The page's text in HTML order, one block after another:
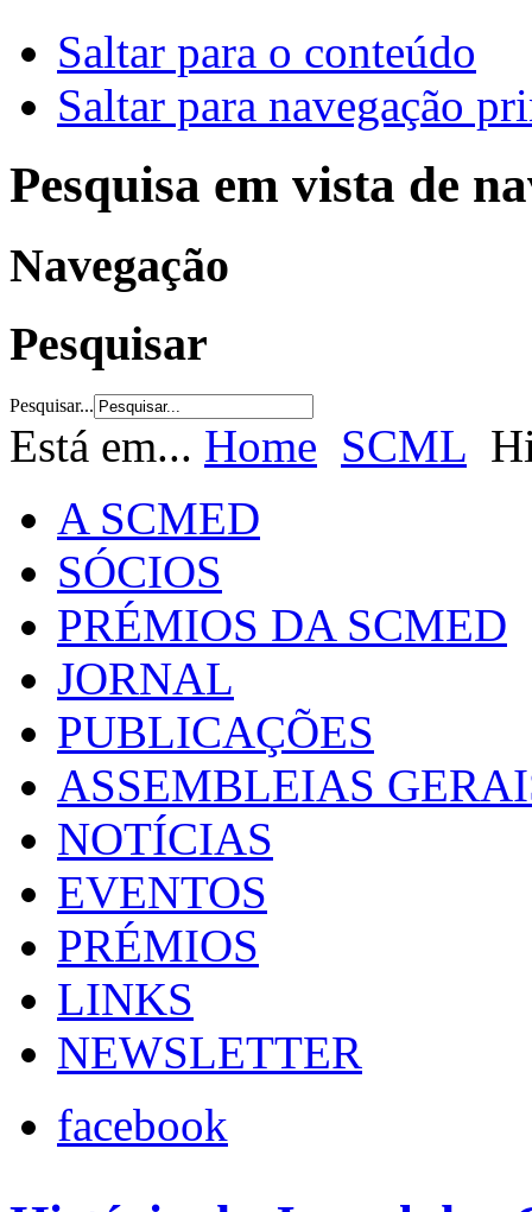
Saltar para o conteúdo
Saltar para navegação
Pesquisa em vista de
Navegação
Pesquisar
Pesquisar...
Está em... Home SCML
A SCMED
SÓCIOS
PRÉMIOS DA SCMED
JORNAL
PUBLICAÇÕES
ASSEMBLEIAS
NOTÍCIAS
EVENTOS
PRÉMIOS
LINKS
NEWSLETTER
facebook